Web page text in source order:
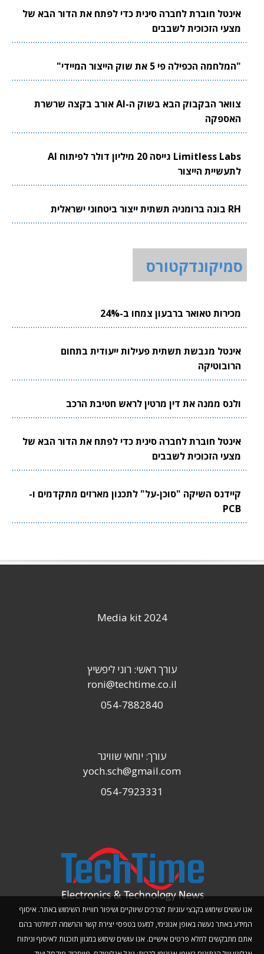
אינטל חוברת לחברה סינית כדי לפתח את הדור הבא של
מצעי הזכוכית לשבבים
"המלחמה הכפילה פי 5 את שוק הייצור המיידי"
צוואר הבקבוק הבא בשוק ה-AI אורב בקצה שרשרת
האספקה
Limitless Labs גייסה 20 מיליון דולר לפיתוח AI
לתעשיית הייצור
RH בונה ברומניה תשתית ייצור ביטחוני ישראלית
סמיקונדקטורס
מכירות טאואר ברבעון צמחו ב-24%
אינטל מגבשת תשתית פעילות ייעודית בתחום
הרובוטיקה
ולנס ממנה את דין מרטין לראש חטיבת הרכב
אינטל חוברת לחברה סינית כדי לפתח את הדור הבא של
מצעי הזכוכית לשבבים
קיידנס השיקה "סוכן-על" לתכנון מארזים מתקדמים ו-
PCB
אנו עושים שימוש בקבצי עוגיות לצרכים שיווקיים ושיפור חוויית השימוש באתר. איסוף
המידע באתר נעשה באופן אנונימי, למעט בטפסי יצירת קשר והרשמה לניוזלטר בהם
אתם מתבקשים למלא פרטים אישיים. אנו עושים שימוש במגוון תוכנות לאיסוף וניתוח
Media kit 2024
עורך ראשי: רוני ליפשיץ
roni@techtime.co.il
054-7882840
עורך: יוחאי שוויגר
yoch.sch@gmail.com
054-7923331